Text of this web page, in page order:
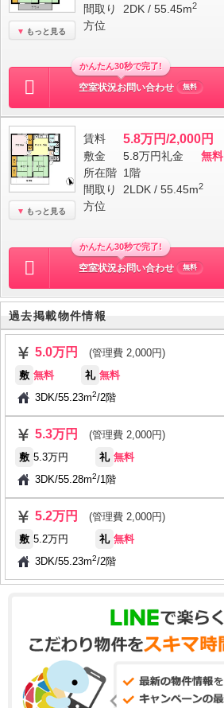
もっと見る
間取り
2DK / 55.45m2
方位
かんたん30秒で完了!
空室状況お問い合わせ 無料
もっと見る
賃料 5.8万円/2,000円
敷金 5.8万円礼金
無料
所在階 1階
間取り
2LDK / 55.45m2
方位
かんたん30秒で完了!
空室状況お問い合わせ 無料
過去掲載物件情報
5.0万円
(管理費 2,000円)
敷 無料 礼 無料
3DK/55.23m2/2階
5.3万円
(管理費 2,000円)
敷 5.3万円 礼 無料
3DK/55.28m2/1階
5.2万円
(管理費 2,000円)
敷 5.2万円 礼 無料
3DK/55.23m2/2階